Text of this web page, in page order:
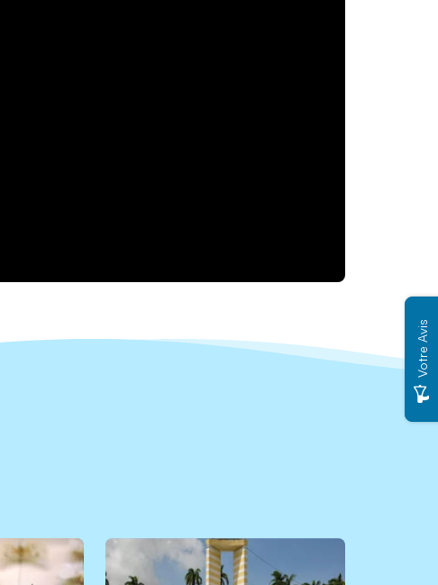
Votre Avis